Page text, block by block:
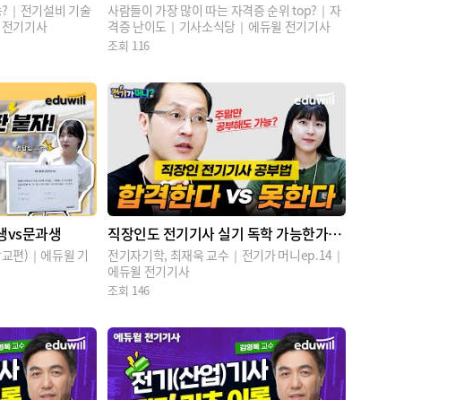
｜전기설비 기술
기기사
사람들이 가장 많이 따는 자격증 순위 top?｜자
격증 난이도｜기사소식당｜에듀윌 전기기사
조회 116
vs문과생
편)｜에듀윌 기
직장인도 전기기사 실기 독학 가능한가
요?
전기자기학, 최재욱 교수｜전기가 머니ep.14｜
에듀윌 전기기사
조회 146